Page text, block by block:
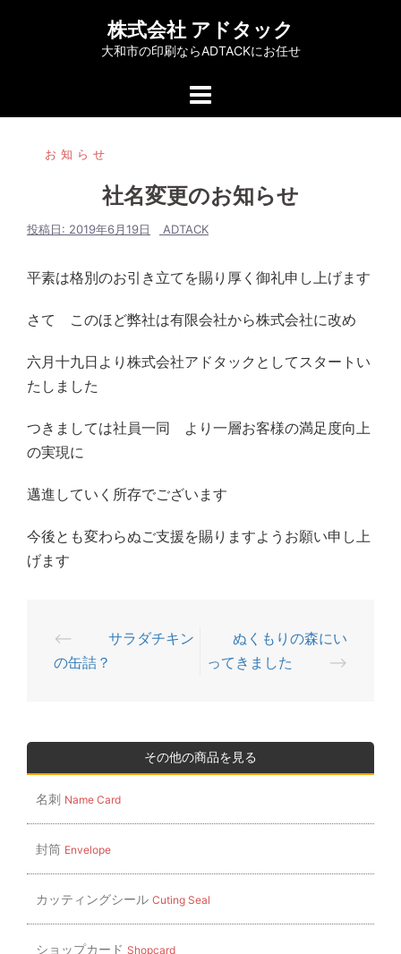
株式会社 アドタック
大和市の印刷ならADTACKにお任せ
お知らせ
社名変更のお知らせ
投稿日: 2019年6月19日 ADTACK
平素は格別のお引き立てを賜り厚く御礼申し上げます
さて このほど弊社は有限会社から株式会社に改め
六月十九日より株式会社アドタックとしてスタートい
たしました
つきましては社員一同 より一層お客様の満足度向上
の実現に
邁進していく所存でございます
今後とも変わらぬご支援を賜りますようお願い申し上
げます
投
稿
ー
シ
ョ
ン
⟵
サラダチキン
の缶詰？
ぬくもりの森にい
ってきました
⟶
その他の商品を見る
名刺 Name Card
封筒 Envelope
カッティングシール Cuting Seal
ショップカード Shopcard